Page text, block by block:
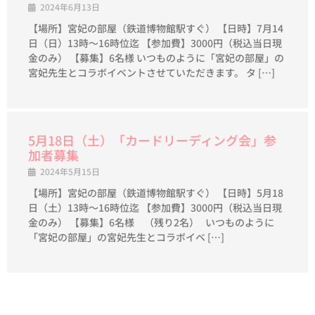
2024年6月13日
【場所】宮妃の部屋（鉄道博物館駅すぐ） 【日時】7月14
日（日）13時～16時位迄 【参加費】3000円（税込当日現
金のみ） 【募集】6名様 いつものように「宮妃の部屋」の
宮妃先生とコラボイベントさせていただきます。 タ […]
5月18日（土）「カードリーディング会」参
加者募集
2024年5月15日
【場所】宮妃の部屋（鉄道博物館駅すぐ） 【日時】5月18
日（土）13時～16時位迄 【参加費】3000円（税込当日現
金のみ） 【募集】6名様 （残り2名） いつものように
「宮妃の部屋」の宮妃先生とコラボイベ […]